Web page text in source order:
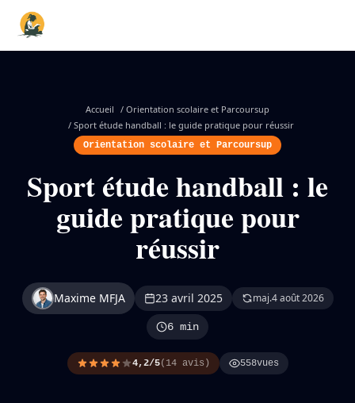
Accueil / Orientation scolaire et Parcoursup
/ Sport étude handball : le guide pratique pour réussir
Orientation scolaire et Parcoursup
Sport étude handball : le
guide pratique pour
réussir
Maxime MFJA 23 avril 2025 maj.4 août 2026
6 min
4,2/5(14 avis) 558vues